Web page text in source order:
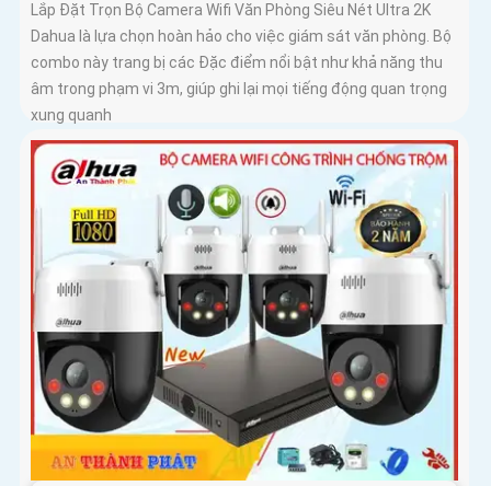
Lắp Đặt Trọn Bộ Camera Wifi Văn Phòng Siêu Nét Ultra 2K
Dahua là lựa chọn hoàn hảo cho việc giám sát văn phòng. Bộ
combo này trang bị các Đặc điểm nổi bật như khả năng thu
âm trong phạm vi 3m, giúp ghi lại mọi tiếng động quan trọng
xung quanh